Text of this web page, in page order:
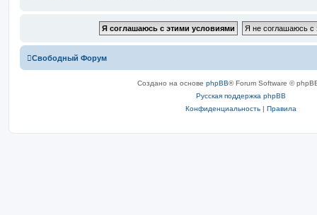
Свободный Форум
Создано на основе phpBB® Forum Software ©
Русская поддержка phpBB
Конфиденциальность | Правила